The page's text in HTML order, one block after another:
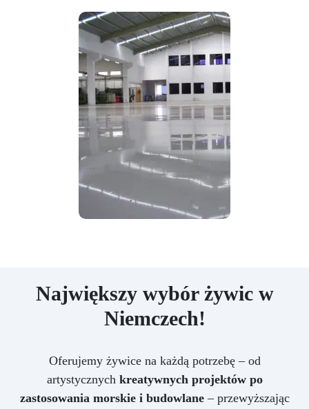
Największy wybór żywic w
Niemczech!
Oferujemy żywice na każdą potrzebę – od
artystycznych kreatywnych projektów po
zastosowania morskie i budowlane– przewyższając